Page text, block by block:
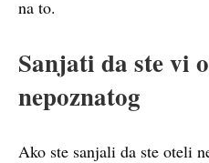
na to.
Sanjati da ste vi
nepoznatog
Ako ste sanjali da ste oteli